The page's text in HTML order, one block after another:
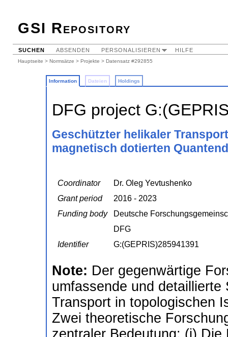
GSI Repository
SUCHEN ABSENDEN PERSONALISIEREN HILFE
Hauptseite > Normsätze > Projekte > Datensatz #292855
Information Dateien Holdings
DFG project
Geschützter helikaler
magnetisch dotierten
Coordinator
Dr. Oleg Yevtushenko
Grant period
2016 - 2023
Funding body
Deutsche
DFG
Identifier
G:(GEPRIS)285941391
Note: Der gegenwärtige
umfassende und
Transport in topologischen
Zwei theoretische